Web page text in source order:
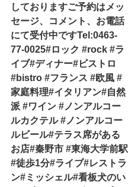
しておりますご予約はメッ
セージ、コメント、お電話
にて受付中ですTel:0463-
77-0025#ロック #rock #ラ
イブ#ディナー#ビストロ
#bistro #フランス #欧風 #
家庭料理#イタリアン#自然
派 #ワイン #ノンアルコー
ルカクテル #ノンアルコー
ルビール#テラス席がある
お店#秦野市 #東海大学前駅
#徒歩1分#ライブ#レストラ
ン#ミッシェル#看板犬のい